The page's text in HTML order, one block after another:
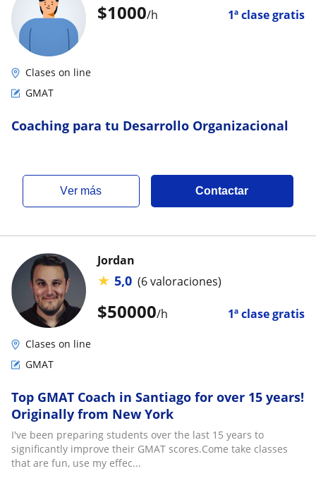
$1000/h 1ª clase gratis
Clases on line
GMAT
Coaching para tu Desarrollo Organizacional
ver más Contactar
$50000/h 1ª clase gratis
Jordan
★ 5,0 (6 valoraciones)
Clases on line
GMAT
Top GMAT Coach in Santiago for over 15 years!
Originally from New York
I've been preparing students over the last 15 years to
significantly improve their GMAT scores.Come take classes
that are fun, use my effec...